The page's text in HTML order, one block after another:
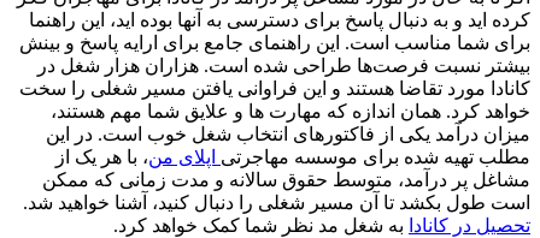
کرده اید و به دنبال پاسخ برای دسترسی به آنها بوده اید، این راهنما
برای شما مناسب است. این راهنمای جامع برای ارایه پاسخ و بینش
بیشتر نسبت فرصت‌ها طراحی شده است. هزاران هزار شغل در
کانادا مورد تقاضا هستند و این فراوانی یافتن مسیر شغلی را سخت
خواهد کرد. همان اندازه که مهارت ها و علایق شما مهم هستند،
میزان درآمد یکی از فاکتورهای انتخاب شغل خوب است. در این
مطلب تهیه شده برای موسسه مهاجرتی اپلای من، با هر یک از
مشاغل پر درآمد، متوسط ​​حقوق سالانه و مدت زمانی که ممکن
است طول بکشد تا آن مسیر شغلی را دنبال کنید، آشنا خواهید شد.
تحصیل در کانادا به شغل مد نظر شما کمک خواهد کرد.